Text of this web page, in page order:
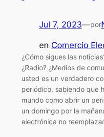
Jul 7, 2023—por
en Comercio
¿Cómo sigues las
¿Radio? ¿Medios de
usted es un verdadero
periódico, sabiendo que
mundo como abrir un
un domingo por la
electrónica no